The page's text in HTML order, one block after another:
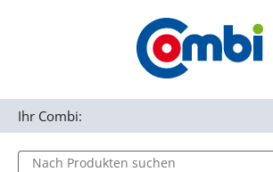
Zur Navigation springen
Nach Produkten suchen
Ihr Combi: